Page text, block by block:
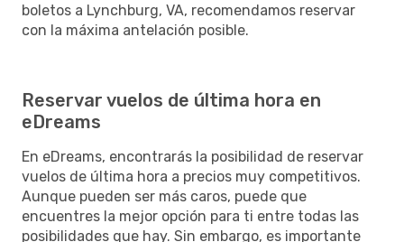
boletos a Lynchburg, VA, recomendamos reservar
con la máxima antelación posible.
Reservar vuelos de última hora en
eDreams
En eDreams, encontrarás la posibilidad de reservar
vuelos de última hora a precios muy competitivos.
Aunque pueden ser más caros, puede que
encuentres la mejor opción para ti entre todas las
posibilidades que hay. Sin embargo, es importante